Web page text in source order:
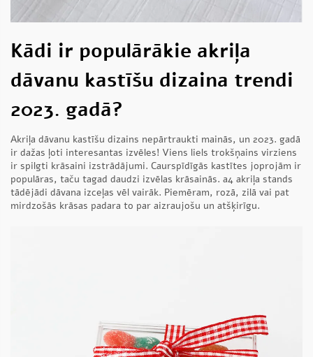
Kādi ir populārākie akriļa
dāvanu kastīšu dizaina trendi
2023. gadā?
Akriļa dāvanu kastīšu dizains nepārtraukti mainās, un 2023. gadā
ir dažas ļoti interesantas izvēles! Viens liels trokšņains virziens
ir spilgti krāsaini izstrādājumi. Caurspīdīgās kastītes joprojām ir
populāras, taču tagad daudzi izvēlas krāsainās. a4 akriļa stands
tādējādi dāvana izceļas vēl vairāk. Piemēram, rozā, zilā vai pat
mirdzošās krāsas padara to par aizraujošu un atšķirīgu.